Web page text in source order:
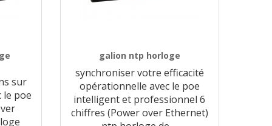
sur
le poe
galion ntp horloge
synchroniser votre efficacité
opérationnelle avec le poe
intelligent et professionnel 6
chiffres (Power over Ethernet)